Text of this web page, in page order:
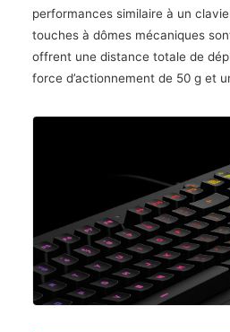
performances similaire à un
touches à dômes mécaniques
offrent une distance totale de
force d’actionnement de 50 g et